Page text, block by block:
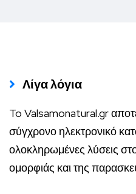
Λίγα λόγια
To Valsamonatural.gr
σύγχρονο ηλεκτρονικό
ολοκληρωμένες λύσεις
ομορφιάς και της